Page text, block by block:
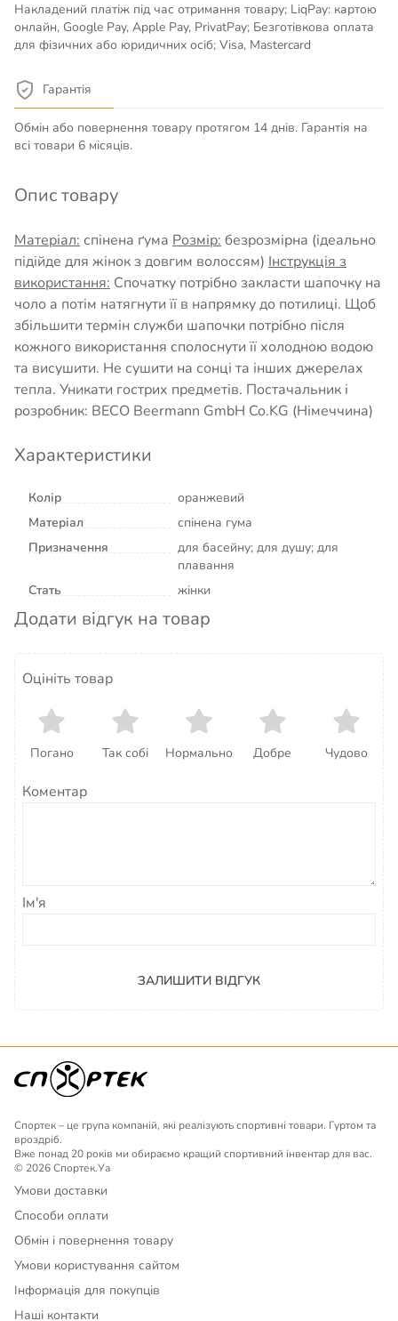
Накладений платіж під час отримання товару; LiqPay: картою
онлайн, Google Pay, Apple Pay, PrivatPay; Безготівкова оплата
для фізичних або юридичних осіб; Visa, Mastercard
Гарантія
Обмін або повернення товару протягом 14 днів. Гарантія на
всі товари 6 місяців.
Опис товару
Матеріал: спінена ґума Розмір: безрозмірна (ідеально
підійде для жінок з довгим волоссям) Інструкція з
використання: Спочатку потрібно закласти шапочку на
чоло а потім натягнути її в напрямку до потилиці. Щоб
збільшити термін служби шапочки потрібно після
кожного використання сполоснути її холодною водою
та висушити. Не сушити на сонці та інших джерелах
тепла. Уникати гострих предметів. Постачальник і
розробник: BECO Beermann GmbH Co.KG (Німеччина)
Характеристики
Колір
оранжевий
Матеріал
спінена гума
Призначення
для басейну; для душу; для
плавання
Стать
жінки
Додати відгук на товар
Оцініть товар
Погано Так собі Нормально Добре Чудово
Коментар
Ім'я
ЗАЛИШИТИ ВІДГУК
Спортек – це група компаній, які реалізують спортивні товари. Гуртом та
вроздріб.
Вже понад 20 років ми обираємо кращий спортивний інвентар для вас.
© 2026 Спортек.Уа
Умови доставки
Способи оплати
Обмін і повернення товару
Умови користування сайтом
Інформація для покупців
Наші контакти